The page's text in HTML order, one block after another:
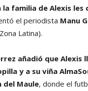
la familia de Alexis les
el periodista Manu
Latina).
añadió que Alexis
y a su viña
del Maule, donde el